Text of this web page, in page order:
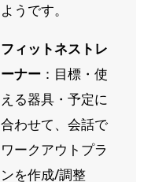
ようです。
フィットネストレ
ーナー ：目標・使
える器具・予定に
合わせて、会話で
ワークアウトプラ
ンを作成/調整